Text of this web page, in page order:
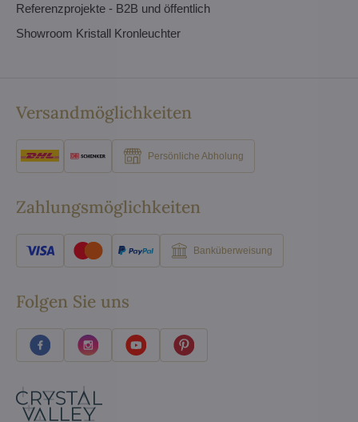
Referenzprojekte - B2B und öffentlich
Showroom Kristall Kronleuchter
Versandmöglichkeiten
Persönliche Abholung
Zahlungsmöglichkeiten
Banküberweisung
Folgen Sie uns